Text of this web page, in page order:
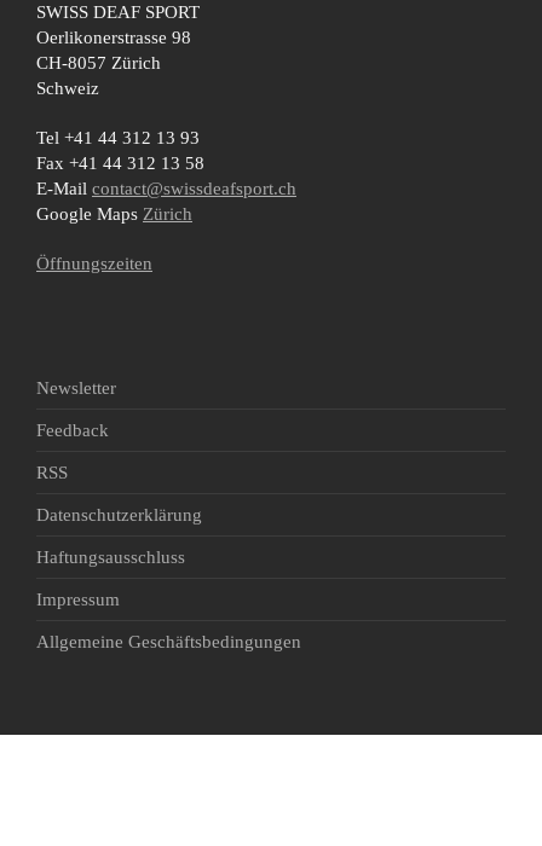
SWISS DEAF SPORT
Oerlikonerstrasse 98
CH-8057 Zürich
Schweiz
Tel +41 44 312 13 93
Fax +41 44 312 13 58
E-Mail contact@swissdeafsport.ch
Google Maps Zürich
Öffnungszeiten
Newsletter
Feedback
RSS
Datenschutzerklärung
Haftungsausschluss
Impressum
Allgemeine Geschäftsbedingungen